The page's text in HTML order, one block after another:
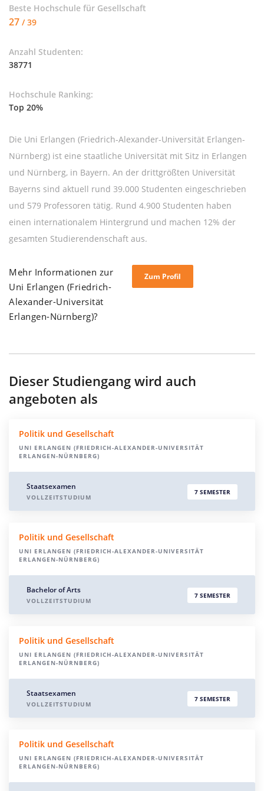
Beste Hochschule für Gesellschaft
27 / 39
Anzahl Studenten:
38771
Hochschule Ranking:
Top 20%
Die Uni Erlangen (Friedrich-Alexander-Universität Erlangen-
Nürnberg) ist eine staatliche Universität mit Sitz in Erlangen
und Nürnberg, in Bayern. An der drittgrößten Universität
Bayerns sind aktuell rund 39.000 Studenten eingeschrieben
und 579 Professoren tätig. Rund 4.900 Studenten haben
einen internationalem Hintergrund und machen 12% der
gesamten Studierendenschaft aus.
Mehr Informationen zur
Uni Erlangen (Friedrich-
Alexander-Universität
Erlangen-Nürnberg)?
Zum Profil
Dieser Studiengang wird auch
angeboten als
Politik und Gesellschaft
UNI ERLANGEN (FRIEDRICH-ALEXANDER-UNIVERSITÄT
ERLANGEN-NÜRNBERG)
Staatsexamen
VOLLZEITSTUDIUM
7 SEMESTER
Politik und Gesellschaft
UNI ERLANGEN (FRIEDRICH-ALEXANDER-UNIVERSITÄT
ERLANGEN-NÜRNBERG)
Bachelor of Arts
VOLLZEITSTUDIUM
7 SEMESTER
Politik und Gesellschaft
UNI ERLANGEN (FRIEDRICH-ALEXANDER-UNIVERSITÄT
ERLANGEN-NÜRNBERG)
Staatsexamen
VOLLZEITSTUDIUM
7 SEMESTER
Politik und Gesellschaft
UNI ERLANGEN (FRIEDRICH-ALEXANDER-UNIVERSITÄT
ERLANGEN-NÜRNBERG)